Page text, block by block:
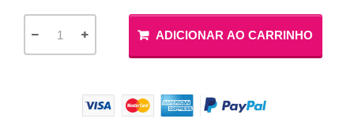
ADICIONAR AO CARRINHO